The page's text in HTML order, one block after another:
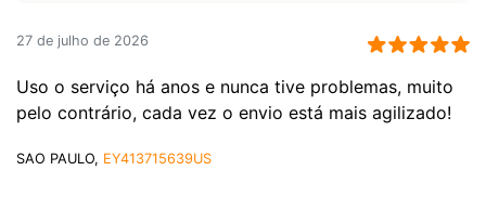
27 de julho de 2026
Uso o serviço há anos e nunca tive problemas, muito
pelo contrário, cada vez o envio está mais agilizado!
SAO PAULO, EY413715639US